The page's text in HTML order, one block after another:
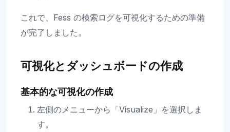
これで、Fess の検索ログを可視化するための準備
が完了しました。
可視化とダッシュボードの作成
基本的な可視化の作成
左側のメニューから「Visualize」を選択しま
す。